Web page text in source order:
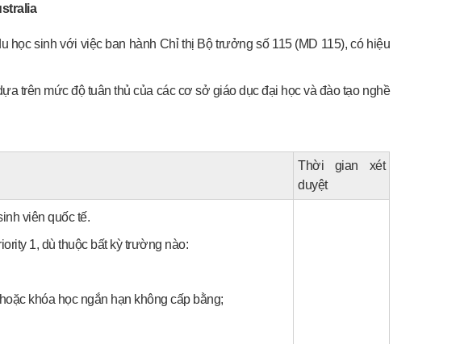
học sinh với việc ban hành Chỉ thị Bộ trưởng số 115 (MD 115), có hiệu
trên mức độ tuân thủ của các cơ sở giáo dục đại học và đào tạo nghề
Thời gian xét
duyệt
viên quốc tế.
1, dù thuộc bất kỳ trường nào:
khóa học ngắn hạn không cấp bằng;